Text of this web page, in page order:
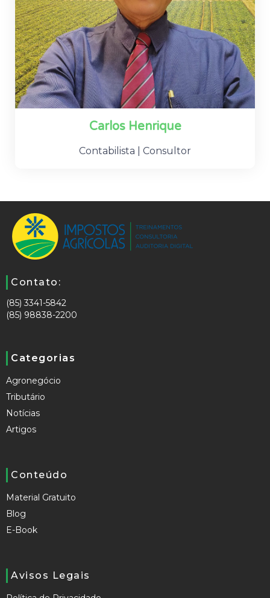
Carlos Henrique
Contabilista | Consultor
Contato:
(85) 3341-5842
(85) 98838-2200
Categorias
Agronegócio
Tributário
Notícias
Artigos
Conteúdo
Material Gratuito
Blog
E-Book
Avisos Legais